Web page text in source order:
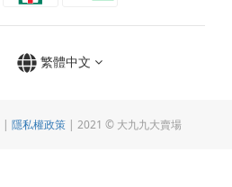
繁體中文
| 隱私權政策| 2021 © 大九九大賣場